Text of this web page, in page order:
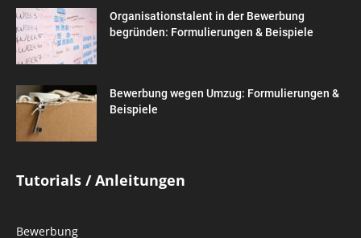
Organisationstalent in der Bewerbung
begründen: Formulierungen & Beispiele
Bewerbung wegen Umzug: Formulierungen &
Beispiele
Tutorials / Anleitungen
Bewerbung